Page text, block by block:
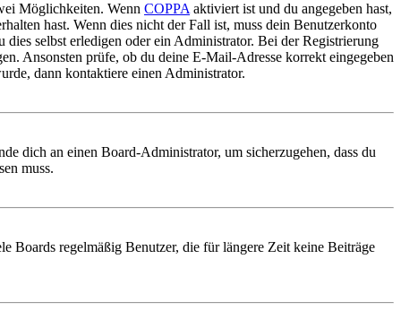
Möglichkeiten. Wenn COPPAaktiviert ist und du angegeben hast,
hast. Wenn dies nicht der Fall ist, muss dein Benutzerkonto
selbst erledigen oder ein Administrator. Bei der Registrierung
Ansonsten prüfe, ob du deine E-Mail-Adresse korrekt eingegeben
dann kontaktiere einen Administrator.
dich an einen Board-Administrator, um sicherzugehen, dass du
muss.
Boards regelmäßig Benutzer, die für längere Zeit keine Beiträge